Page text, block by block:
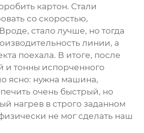
картон. Стали
со скоростью,
стало лучше, но тогда
линии, а
поехала. В итоге, после
и тонны испорченного
ясно: нужна машина,
очень быстрый, но
нагрев в строго заданном
не мог сделать наш